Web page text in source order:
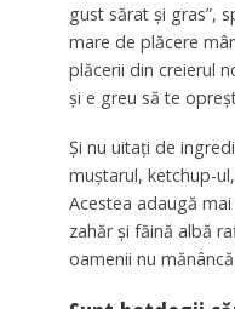
gust sărat și gras”,
mare de plăcere
plăcerii din creierul
și e greu să te
Și nu uitați de
muștarul, ketchup-
Acestea adaugă
zahăr și făină albă
oamenii nu